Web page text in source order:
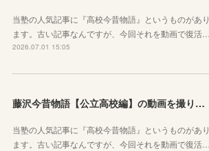
当塾の人気記事に『高校今昔物語』というものがあり
ます。古い記事なんですが、今回それを動画で復活…
2026.07.01 15:05
藤沢今昔物語【公立高校編】の動画を撮りました！
当塾の人気記事に『高校今昔物語』というものがあり
ます。古い記事なんですが、今回それを動画で復活…